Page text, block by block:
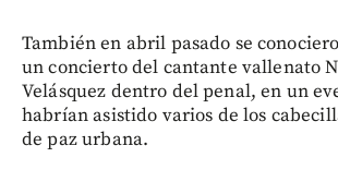
También en abril pasado se
un concierto del cantante vallenato
Velásquez dentro del penal, en un
habrían asistido varios de los
de paz urbana.